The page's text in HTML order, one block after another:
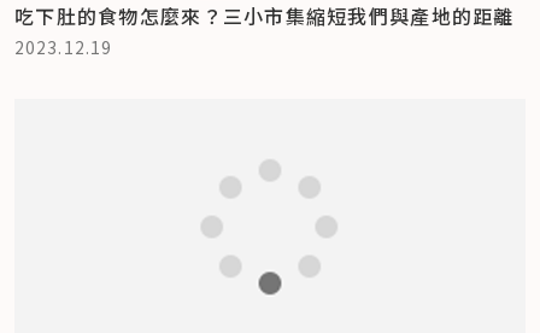
吃下肚的食物怎麼來？三小市集縮短我們與產地的距離
2023.12.19